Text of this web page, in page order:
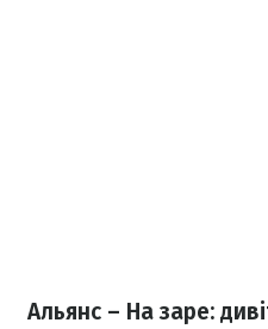
Альянс – На заре: